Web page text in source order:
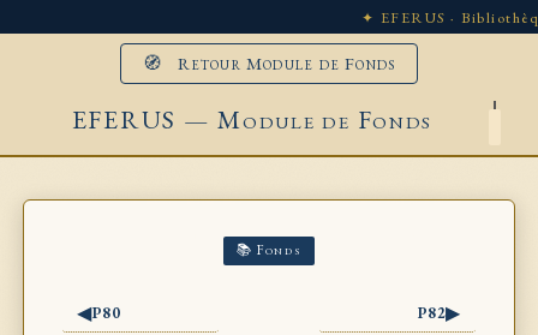
✦ EFERUS ·
🧭 Retour Module de Fonds
EFERUS — Module de Fonds
📚 Fonds
◀P80 P82▶